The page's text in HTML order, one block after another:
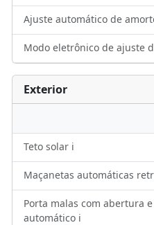
Ajuste automático de
Modo eletrônico de ajuste
Exterior
Teto solar ℹ️
Maçanetas automáticas
Porta malas com abertura
automático ℹ️